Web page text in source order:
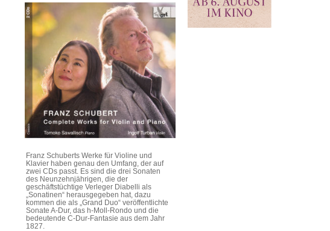
Franz Schuberts Werke für Violine und
Klavier haben genau den Umfang, der auf
zwei CDs passt. Es sind die drei Sonaten
des Neunzehnjährigen, die der
geschäftstüchtige Verleger Diabelli als
„Sonatinen“ herausgegeben hat, dazu
kommen die als „Grand Duo“ veröffentlichte
Sonate A-Dur, das h-Moll-Rondo und die
bedeutende C-Dur-Fantasie aus dem Jahr
1827.